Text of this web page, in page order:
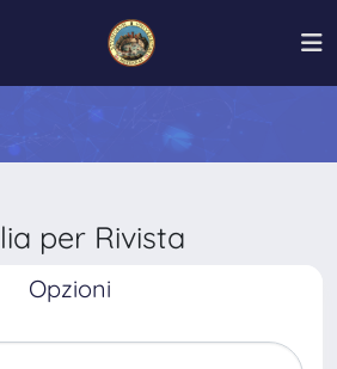
per Rivista
Opzioni